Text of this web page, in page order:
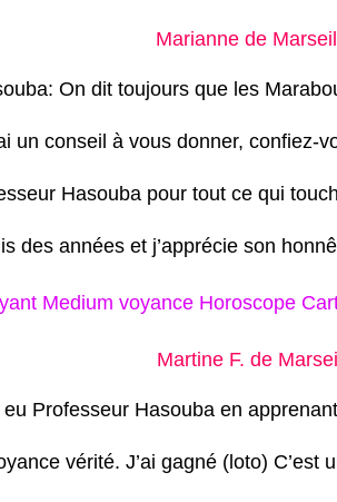
Marianne de
On dit toujours que les
un conseil à vous donner, confiez-
Hasouba pour tout ce qui
des années et j’apprécie son
Medium voyance Horoscope
Martine F. de
Professeur Hasouba en
vérité. J’ai gagné (loto) C’est